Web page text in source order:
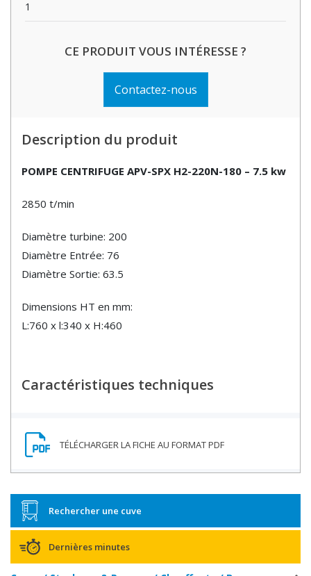
Rechercher une cuve
Dernières minutes
1
CE PRODUIT VOUS INTÉRESSE ?
Contactez-nous
Description du produit
POMPE CENTRIFUGE APV-SPX H2-220N-180 – 7.5 kw
2850 t/min
Diamètre turbine: 200
Diamètre Entrée: 76
Diamètre Sortie: 63.5
Dimensions HT en mm:
L:760 x l:340 x H:460
Caractéristiques techniques